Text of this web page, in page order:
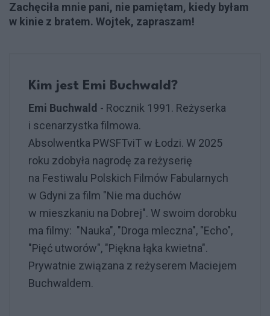
Zachęciła mnie pani, nie pamiętam, kiedy byłam
w kinie z bratem. Wojtek, zapraszam!
Kim jest Emi Buchwald?
Emi Buchwald - Rocznik 1991. Reżyserka
i scenarzystka filmowa.
Absolwentka PWSFTviT w Łodzi. W 2025
roku zdobyła nagrodę za reżyserię
na Festiwalu Polskich Filmów Fabularnych
w Gdyni za film "Nie ma duchów
w mieszkaniu na Dobrej". W swoim dorobku
ma filmy: "Nauka", "Droga mleczna", "Echo",
"Pięć utworów", "Piękna łąka kwietna".
Prywatnie związana z reżyserem Maciejem
Buchwaldem.